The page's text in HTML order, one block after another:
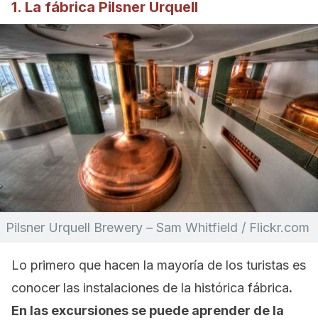
1. La fábrica Pilsner Urquell
Pilsner Urquell Brewery – Sam Whitfield / Flickr.com
Lo primero que hacen la mayoría de los turistas es
conocer las instalaciones de la histórica fábrica.
En las excursiones se puede aprender de la